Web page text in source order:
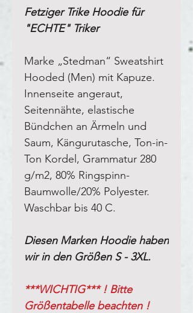
Fetziger Trike Hoodie für
"ECHTE" Triker
Marke „Stedman“ Sweatshirt
Hooded (Men) mit Kapuze.
Innenseite angeraut,
Seitennähte, elastische
Bündchen an Ärmeln und
Saum, Kängurutasche, Ton-in-
Ton Kordel, Grammatur 280
g/m2, 80% Ringspinn-
Baumwolle/20% Polyester.
Waschbar bis 40 C.
Diesen Marken Hoodie haben
wir in den Größen S - 3XL.
***WICHTIG*** ! Bitte
Größentabelle beachten !